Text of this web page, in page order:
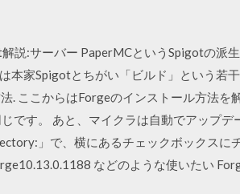
:サーバー PaperMCというSpigotの派
本家Spigotとちがい「ビルド」という若
. ここからはForgeのインストール方法を
です。 あと、マイクラは自動でアップ
」で、横にあるチェックボックスに
などのような使いたい